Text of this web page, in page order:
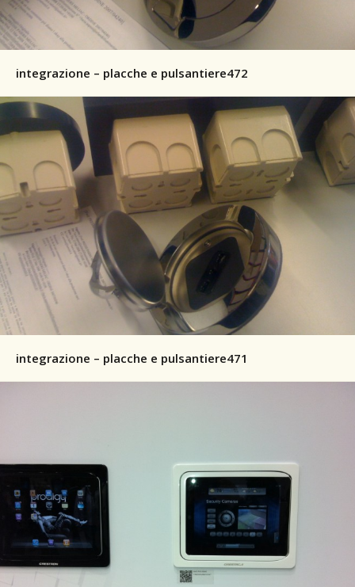
integrazione – placche e pulsantiere472
integrazione – placche e pulsantiere471